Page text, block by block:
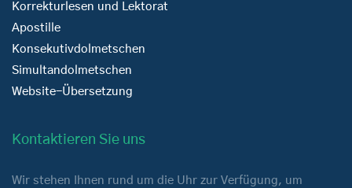
Korrekturlesen und Lektorat
Apostille
Konsekutivdolmetschen
Simultandolmetschen
Website-Übersetzung
Kontaktieren Sie uns
Wir stehen Ihnen rund um die Uhr zur Verfügung, um